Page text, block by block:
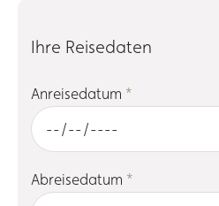
Ihre Reisedaten
Anreisedatum *
Abreisedatum *